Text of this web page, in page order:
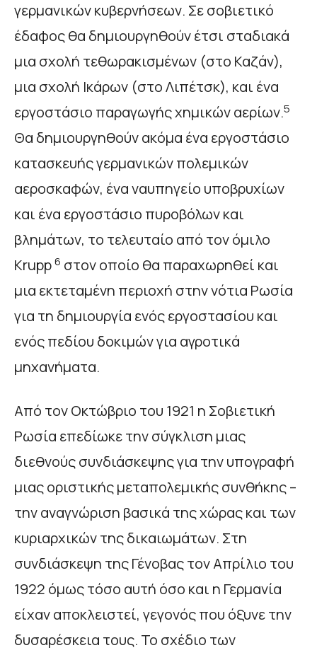
γερμανικών κυβερνήσεων. Σε σοβιετικό
έδαφος θα δημιουργηθούν έτσι σταδιακά
μια σχολή τεθωρακισμένων (στο Καζάν),
μια σχολή Ικάρων (στο Λιπέτσκ), και ένα
εργοστάσιο παραγωγής χημικών αερίων.5
Θα δημιουργηθούν ακόμα ένα εργοστάσιο
κατασκευής γερμανικών πολεμικών
αεροσκαφών, ένα ναυπηγείο υποβρυχίων
και ένα εργοστάσιο πυροβόλων και
βλημάτων, το τελευταίο από τον όμιλο
Krupp6 στον οποίο θα παραχωρηθεί και
μια εκτεταμένη περιοχή στην νότια Ρωσία
για τη δημιουργία ενός εργοστασίου και
ενός πεδίου δοκιμών για αγροτικά
μηχανήματα.
Από τον Οκτώβριο του 1921 η Σοβιετική
Ρωσία επεδίωκε την σύγκλιση μιας
διεθνούς συνδιάσκεψης για την υπογραφή
μιας οριστικής μεταπολεμικής συνθήκης –
την αναγνώριση βασικά της χώρας και των
κυριαρχικών της δικαιωμάτων. Στη
συνδιάσκεψη της Γένοβας τον Απρίλιο του
1922 όμως τόσο αυτή όσο και η Γερμανία
είχαν αποκλειστεί, γεγονός που όξυνε την
δυσαρέσκεια τους. Το σχέδιο των